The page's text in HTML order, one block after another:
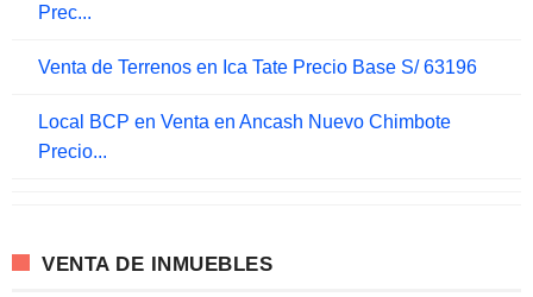
Prec...
Venta de Terrenos en Ica Tate Precio Base S/ 63196
Local BCP en Venta en Ancash Nuevo Chimbote
Precio...
VENTA DE INMUEBLES